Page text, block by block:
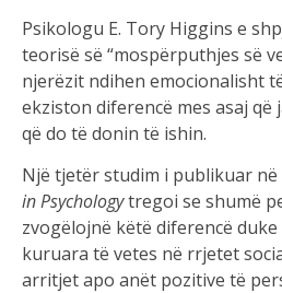
Psikologu E. Tory Higgins e
teorisë së “mospërputhjes së
njerëzit ndihen emocionalisht
ekziston diferencë mes asaj që
që do të donin të ishin.
Një tjetër studim i publikuar në
in Psychologytregoi se shumë
zvogëlojnë këtë diferencë
kuruara të vetes në rrjetet
arritjet apo anët pozitive të